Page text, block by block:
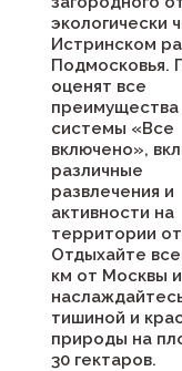
экологически
Истринском
Подмосковья.
оценят все
преимущества
системы «Все
включено»,
различные
развлечения и
активности на
территории
Отдыхайте
км от Москвы и
тишиной и
природы на
30 гектаров.